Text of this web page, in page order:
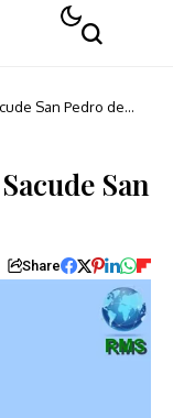
San Pedro de
San
Share